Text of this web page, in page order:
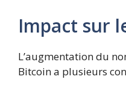
Impact sur
L’augmentation du
Bitcoin a plusieurs